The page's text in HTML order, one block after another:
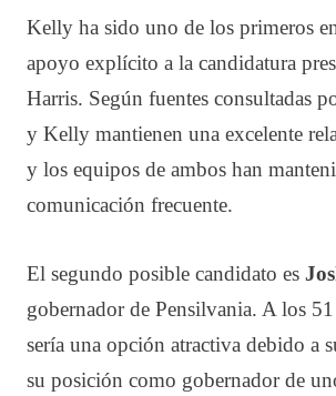
Kelly ha sido uno de los primeros
apoyo explícito a la candidatura
Harris. Según fuentes consultadas
y Kelly mantienen una excelente
y los equipos de ambos han
comunicación frecuente.
El segundo posible candidato es
gobernador de Pensilvania. A los
sería una opción atractiva debido a
su posición como gobernador de